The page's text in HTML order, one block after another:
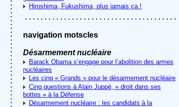
Hiroshima, Fukushima, plus jamais ça !
navigation motscles
Désarmement nucléaire
Barack Obama s’engage pour l’abolition des armes
nucléaires
Les cinq « Grands » pour le désarmement nucléaire
Cinq questions à Alain Juppé, « droit dans ses
bottes » à la Défense
Désarmement nucléaire : les candidats à la